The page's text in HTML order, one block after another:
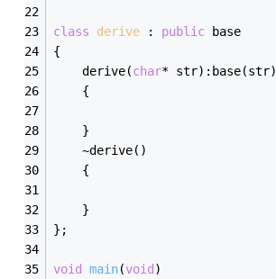
class derive : public base
{
	derive(
char* str):base(str)
	{
	}
	~derive()
	{
	}
};
void main(void )